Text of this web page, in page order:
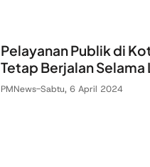
Pelayanan Publik di
Tetap Berjalan Selama
PMNews-Sabtu, 6 April 2024